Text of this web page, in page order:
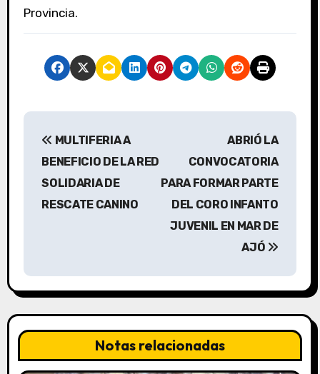
Provincia.
N
a
c
i
ó
MULTIFERIA A
BENEFICIO DE LA RED
SOLIDARIA DE
RESCATE CANINO
ABRIÓ LA
CONVOCATORIA
PARA FORMAR PARTE
DEL CORO INFANTO
JUVENIL EN MAR DE
AJÓ
Notas relacionadas